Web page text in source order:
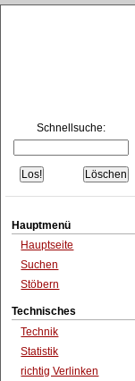
Schnellsuche:
Hauptmenü
Hauptseite
Suchen
Stöbern
Technisches
Technik
Statistik
richtig Verlinken